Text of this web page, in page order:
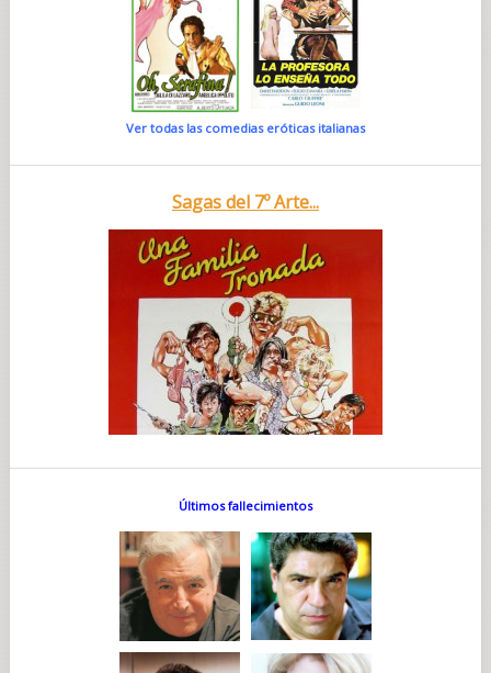
Ver todas las comedias eróticas italianas
Sagas del 7º Arte...
Últimos fallecimientos